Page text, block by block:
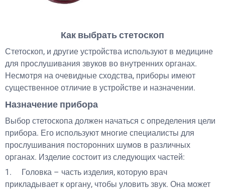
Как выбрать стетоскоп
Стетоскоп, и другие устройства используют в медицине
для прослушивания звуков во внутренних органах.
Несмотря на очевидные сходства, приборы имеют
существенное отличие в устройстве и назначении.
Назначение прибора
Выбор стетоскопа должен начаться с определения цели
прибора. Его используют многие специалисты для
прослушивания посторонних шумов в различных
органах. Изделие состоит из следующих частей:
1. Головка – часть изделия, которую врач
прикладывает к органу, чтобы уловить звук. Она может